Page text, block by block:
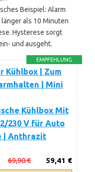
Beispiel: Alarm
länger als 10 Minuten
Hysterese sorgt
und ausgeht.
EMPFEHLUNG
Kühlbox | Zum
| Mini
Kühlbox Mit
230 V für Auto
| Anthrazit
59,41 €
69,90 €